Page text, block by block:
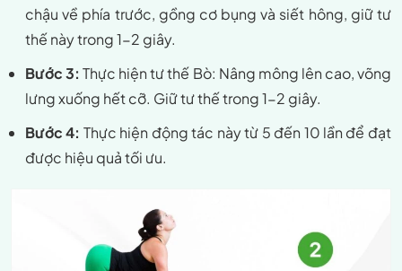
chậu về phía trước, gồng cơ bụng và siết hông, giữ tư
thế này trong 1-2 giây.
Bước 3:Thực hiện tư thế Bò: Nâng mông lên cao, võng
lưng xuống hết cỡ. Giữ tư thế trong 1-2 giây.
Bước 4: Thực hiện động tác này từ 5 đến 10 lần để đạt
được hiệu quả tối ưu.